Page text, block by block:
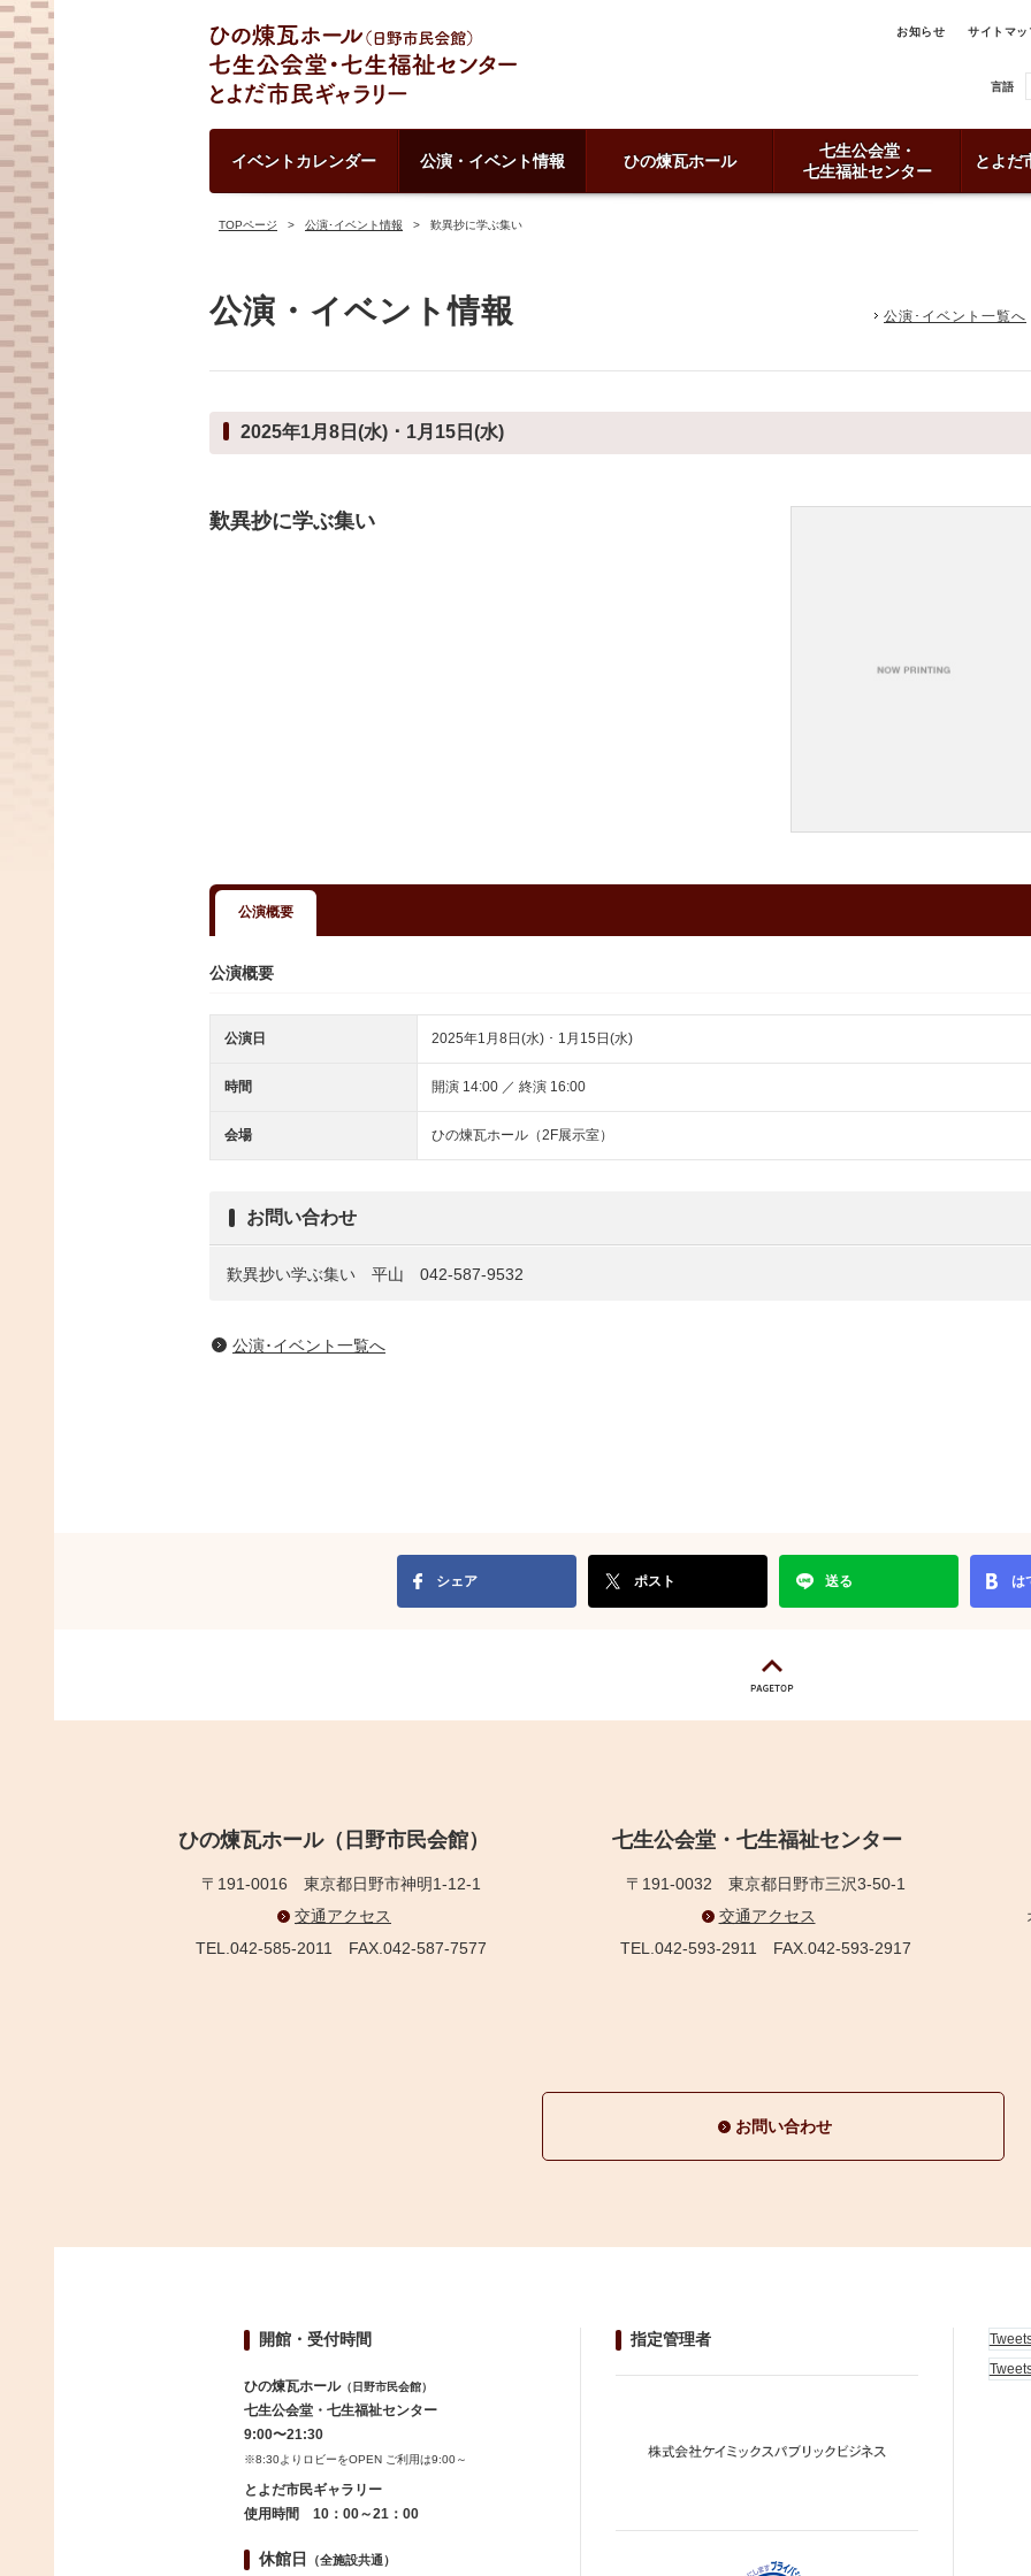
お知らせ サイトマッ
言語
イベントカレンダー 公演・イベント情報 ひの煉瓦ホール
七生公会堂・
七生福祉センター
とよだ
TOPページ 公演･イベント情報 歎異抄に学ぶ集い
公演・イベント情報 公演･イベント一覧へ
2025年1月8日(水) ･ 1月15日(水)
歎異抄に学ぶ集い
公演概要
公演概要
公演日 2025年1月8日(水) ･ 1月15日(水)
時間 開演 14:00 ／ 終演 16:00
会場 ひの煉瓦ホール（2F展示室）
お問い合わせ
歎異抄い学ぶ集い 平山 042-587-9532
公演･イベント一覧へ
シェア ポスト 送る は
ひの煉瓦ホール（日野市民会館）
〒191-0016 東京都日野市神明1-12-1
交通アクセス
TEL.042-585-2011 FAX.042-587-7577
七生公会堂・七生福祉センター
〒191-0032 東京都日野市三沢3-50-1
交通アクセス
TEL.042-593-2911 FAX.042-593-2917
お問い合わせ
開館・受付時間
ひの煉瓦ホール（日野市民会館）
七生公会堂・七生福祉センター
9:00〜21:30
※8:30よりロビーをOPEN ご利用は9:00～
とよだ市民ギャラリー
使用時間 10：00～21：00
休館日 （全施設共通）
指定管理者